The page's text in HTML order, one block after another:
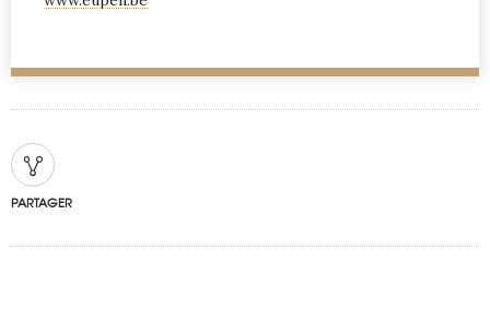
PARTAGER